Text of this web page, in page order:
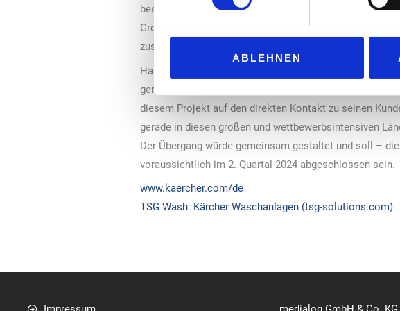
ABLEHNEN
besetzten Partners Kärcher, für diesen Bereich die
Group Chairman und CEO von TSG. Der TSG
zusätzliche Wachstumsfeld Photovoltaik zu
Hatte Kärcher seine Aufmerksamkeit im Rahmen der
gerichtet, weitet das Unternehmen sein Engagement
diesem Projekt auf den direkten Kontakt zu seinen
gerade in diesen großen und wettbewerbsintensiven
Der Übergang würde gemeinsam gestaltet und soll –
voraussichtlich im 2. Quartal 2024 abgeschlossen sein.
www.kaercher.com/de
TSG Wash: Kärcher Waschanlagen (tsg-solutions.com)